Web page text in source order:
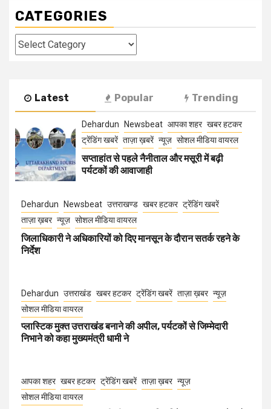
CATEGORIES
Categories
Latest Popular Trending
Dehardun Newsbeat आपका शहर खबर हटकर
ट्रेंडिंग खबरें ताज़ा ख़बरें न्यूज़ सोशल मीडिया वायरल
सप्ताहांत से पहले नैनीताल और मसूरी में बढ़ी
पर्यटकों की आवाजाही
Dehardun Newsbeat उत्तराखण्ड खबर हटकर ट्रेंडिंग खबरें
ताज़ा ख़बर न्यूज़ सोशल मीडिया वायरल
जिलाधिकारी ने अधिकारियों को दिए मानसून के दौरान सतर्क रहने के
निर्देश
Dehardun उत्तराखंड खबर हटकर ट्रेंडिंग खबरें ताज़ा ख़बर न्यूज़
सोशल मीडिया वायरल
प्लास्टिक मुक्त उत्तराखंड बनाने की अपील, पर्यटकों से जिम्मेदारी
निभाने को कहा मुख्यमंत्री धामी ने
आपका शहर खबर हटकर ट्रेंडिंग खबरें ताज़ा ख़बर न्यूज़
सोशल मीडिया वायरल